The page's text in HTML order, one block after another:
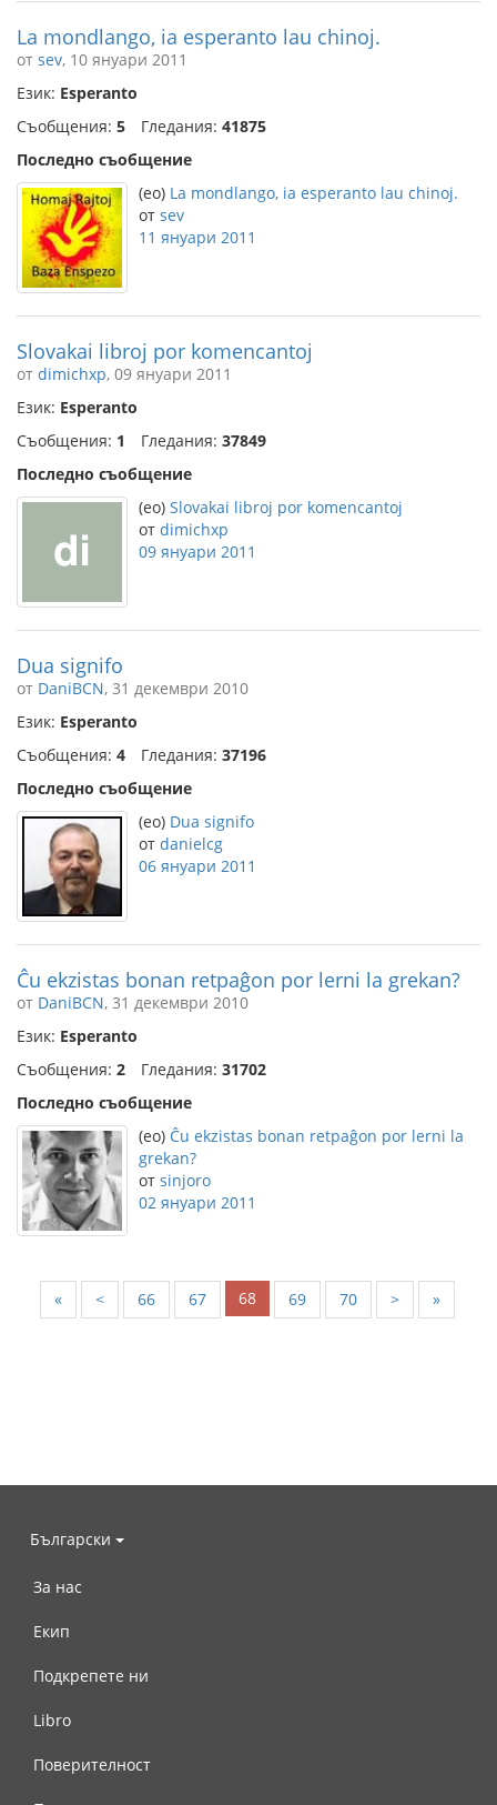
La mondlango, ia esperanto lau chinoj.
от sev, 10 януари 2011
Език: Esperanto
Съобщения: 5 Гледания: 41875
Последно съобщение
(eo) La mondlango, ia esperanto lau chinoj.
от sev
11 януари 2011
Slovakai libroj por komencantoj
от dimichxp, 09 януари 2011
Език: Esperanto
Съобщения: 1 Гледания: 37849
Последно съобщение
(eo) Slovakai libroj por komencantoj
от dimichxp
09 януари 2011
Dua signifo
от DaniBCN, 31 декември 2010
Език: Esperanto
Съобщения: 4 Гледания: 37196
Последно съобщение
(eo) Dua signifo
от danielcg
06 януари 2011
Ĉu ekzistas bonan retpaĝon por lerni la grekan?
от DaniBCN, 31 декември 2010
Език: Esperanto
Съобщения: 2 Гледания: 31702
Последно съобщение
(eo) Ĉu ekzistas bonan retpaĝon por lerni la
grekan?
от sinjoro
02 януари 2011
« < 66 67 68 69 70 > »
Български
За нас
Екип
Подкрепете ни
Libro
Поверителност